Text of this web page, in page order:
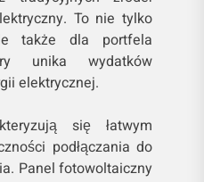
To nie tylko
także dla portfela
unika wydatków
elektrycznej.
się łatwym
podłączania do
Panel fotowoltaiczny